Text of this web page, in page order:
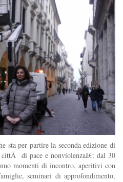
sta per partire la seconda edizione di
di pace e nonviolenzaâ€: dal 30
momenti di incontro, aperitivi con
seminari di approfondimento,